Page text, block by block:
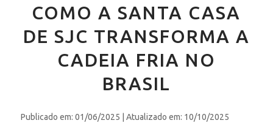
COMO A SANTA CASA
DE SJC TRANSFORMA A
CADEIA FRIA NO
BRASIL
Publicado em: 01/06/2025 | Atualizado em: 10/10/2025